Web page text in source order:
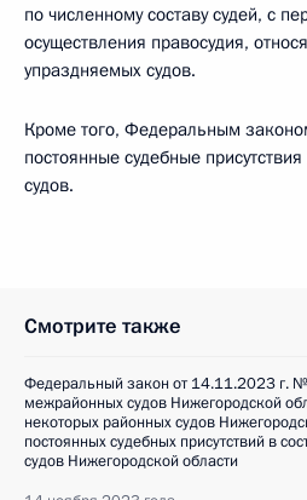
по численному составу судей, с
осуществления правосудия,
упраздняемых судов.
Кроме того, Федеральным
постоянные судебные
судов.
Смотрите также
Федеральный закон от 14.11.2023 г.
межрайонных судов Нижегородской
некоторых районных судов
постоянных судебных присутствий в
судов Нижегородской области